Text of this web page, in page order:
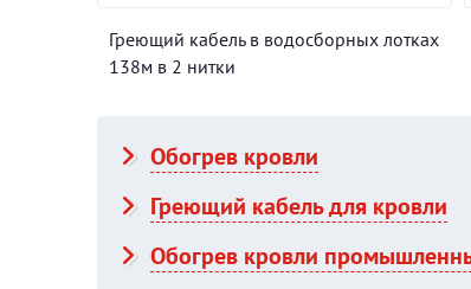
Греющий кабель в водосборных лотках
138м в 2 нитки
Обогрев кровли
Греющий кабель для кровли
Обогрев кровли